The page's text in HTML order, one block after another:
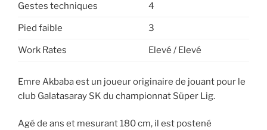
Gestes techniques 4
Pied faible 3
Work Rates Elevé / Elevé
Emre Akbaba est un joueur originaire de jouant pour le
club Galatasaray SK du championnat Süper Lig.
Agé de ans et mesurant 180 cm, il est postené